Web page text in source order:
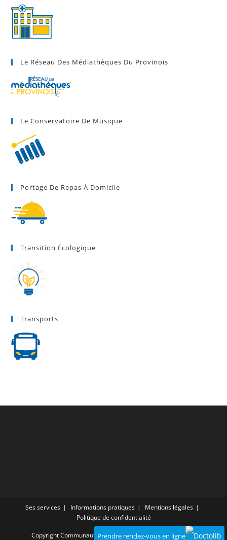
Prendre rendez-vous en ligne
Le Réseau Des Médiathèques Du Provinois
Le Conservatoire De Musique
Portage De Repas À Domicile
Transition Écologique
Transports
Ses services Informations pratiques
Mentions légales
Politique de confidentialité
Copyright Communauté de communes du Provinois - 2025